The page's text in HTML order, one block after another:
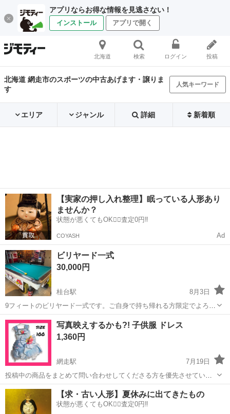
アプリならお得な情報を見逃さない！
インストール アプリで開く
北海道 検索 ログイン 投稿
北海道 網走市のスポーツの中古あげます・譲りま
す
人気キーワード
エリア ジャンル 詳細 新着順
【実家の押し入れ整理】眠っている人形あり
ませんか？
状態が悪くてもOK🙆‍♀️査定0円‼️
COYASH Ad
ビリヤード一式
30,000円
桂台駅
8月3日
9フィートのビリヤード一式です。ご自身で持ち帰れる方限定でよろし
くお願いします。写真にはガレージに置いてある物も写ってますが、
販売品はビリヤード台、キュー、ビリヤードね球のみになります。非
常に重たく総重量は300キロオーバー...
北海道 網走市 桂台駅 その他 一式
写真映えするかも?! 子供服 ドレス
1,360円
網走駅
7月19日
投稿中の商品をまとめて問い合わせしてくださる方を優先させていた
だきます。 古着の為、多少スレ・キズ・汚れなどがある場合がござい
ます。ご理解お願い致します。 ☆お問い合わせ・コメントについて☆
いただいたお問い合わせ・コ...
北海道 網走市 網走駅 スノーボード 個人
【求・古い人形】夏休みに出てきたもの
状態が悪くてもOK🙆‍♀️査定0円‼️